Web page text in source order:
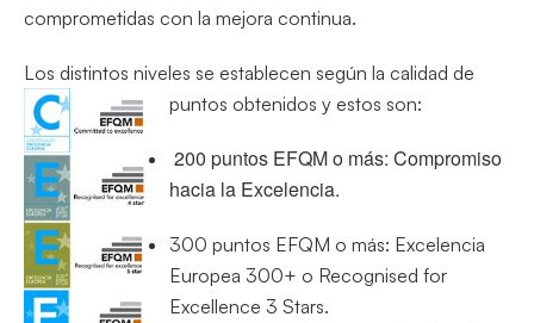
comprometidas con la mejora continua.
Los distintos niveles se establecen según la calidad de
puntos obtenidos y estos son:
200 puntos EFQM o más: Compromiso
hacia la Excelencia.
300 puntos EFQM o más: Excelencia
Europea 300+ o Recognised for
Excellence 3 Stars.